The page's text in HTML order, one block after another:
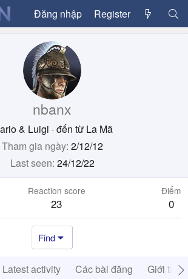
Đăng nhập Register
nbanx
& Luigi · đến từ La Mã
Tham gia ngày 2/12/12
Last seen 24/12/22
Reaction score
23
Điểm
0
Find
Latest activity Các bài đăng Giới thiệu